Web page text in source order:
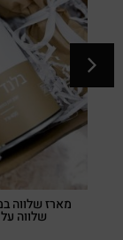
מארז שלווה
שלווה